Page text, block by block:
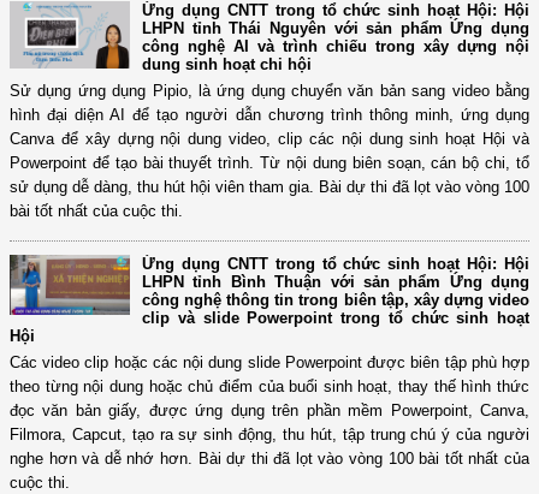
Ứng dụng CNTT trong tổ chức sinh hoạt Hội: Hội
LHPN tỉnh Thái Nguyên với sản phẩm Ứng dụng
công nghệ AI và trình chiếu trong xây dựng nội
dung sinh hoạt chi hội
Sử dụng ứng dụng Pipio, là ứng dụng chuyển văn bản sang video bằng
hình đại diện AI để tạo người dẫn chương trình thông minh, ứng dụng
Canva để xây dựng nội dung video, clip các nội dung sinh hoạt Hội và
Powerpoint để tạo bài thuyết trình. Từ nội dung biên soạn, cán bộ chi, tổ
sử dụng dễ dàng, thu hút hội viên tham gia. Bài dự thi đã lọt vào vòng 100
bài tốt nhất của cuộc thi.
Ứng dụng CNTT trong tổ chức sinh hoạt Hội: Hội
LHPN tỉnh Bình Thuận với sản phẩm Ứng dụng
công nghệ thông tin trong biên tập, xây dựng video
clip và slide Powerpoint trong tổ chức sinh hoạt
Hội
Các video clip hoặc các nội dung slide Powerpoint được biên tập phù hợp
theo từng nội dung hoặc chủ điểm của buổi sinh hoạt, thay thế hình thức
đọc văn bản giấy, được ứng dụng trên phần mềm Powerpoint, Canva,
Filmora, Capcut, tạo ra sự sinh động, thu hút, tập trung chú ý của người
nghe hơn và dễ nhớ hơn. Bài dự thi đã lọt vào vòng 100 bài tốt nhất của
cuộc thi.